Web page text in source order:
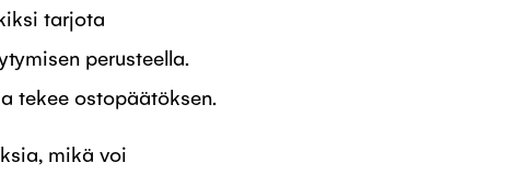
tarjota
perusteella.
tekee ostopäätöksen.
mikä voi